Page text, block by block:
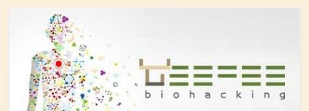
ていきます。
醸造酒と蒸留酒の違いとは？
主にお酒は製造方法によって醸
造酒と蒸留酒の2つと、香料や
糖分、果実などを加えた混成酒
に分けられます。醸造酒は、果
実や穀物のような糖分を含んだ
原料を酵母によりアルコール発
ない植物化合物であるケルセチ
ンは、ブドウやリンゴなどの果
物や、ブロッコリやトマト、タ
マネギなどの野菜、お蕎麦にも